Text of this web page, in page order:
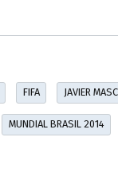
FIFA JAVIER
MUNDIAL BRASIL 2014